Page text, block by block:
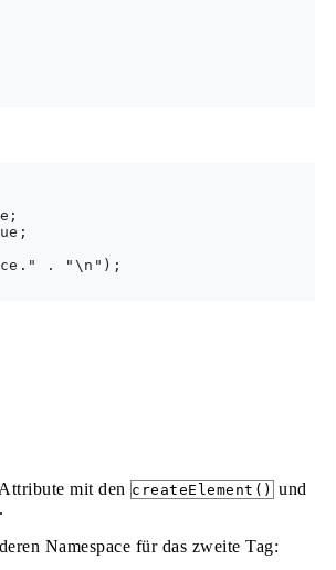
. "\n");
mit den createElement() und
.
Namespace für das zweite Tag: